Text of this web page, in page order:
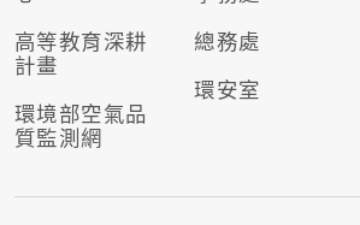
高等教育深耕
計畫
環境部空氣品
質監測網
總務處
環安室